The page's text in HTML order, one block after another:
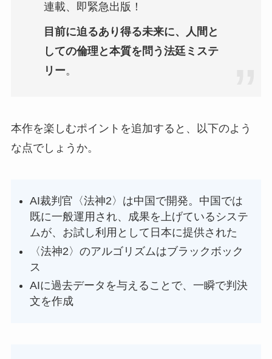
連載、即緊急出版！
目前に迫るあり得る未来に、人間と
しての倫理と本質を問う法廷ミステ
リー。
本作を楽しむポイントを追加すると、以下のよう
な点でしょうか。
AI裁判官〈法神2〉は中国で開発。中国では
既に一般運用され、成果を上げているシステ
ムが、お試し利用として日本に提供された
〈法神2〉のアルゴリズムはブラックボック
ス
AIに過去データを与えることで、一瞬で判決
文を作成